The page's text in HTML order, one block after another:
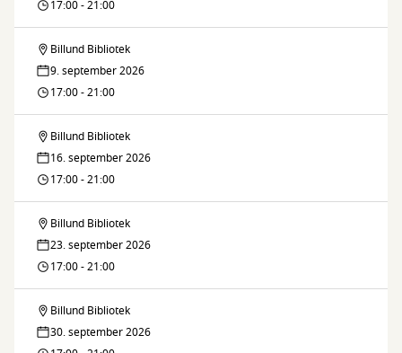
Bibliotek
17:00 - 21:00
Brætspilscafé
på
Bibliotek
Billund Bibliotek
9. september 2026
17:00 - 21:00
Brætspilscafé
på
Bibliotek
Billund Bibliotek
16. september 2026
17:00 - 21:00
Brætspilscafé
på
Bibliotek
Billund Bibliotek
23. september 2026
17:00 - 21:00
Brætspilscafé
Billund Bibliotek
30. september 2026